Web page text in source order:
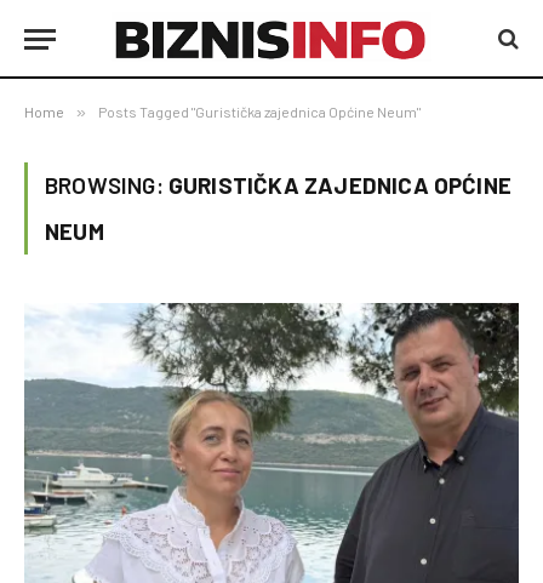
Home » Posts Tagged "Guristička zajednica Općine Neum"
BROWSING: GURISTIČKA ZAJEDNICA OPĆINE
NEUM